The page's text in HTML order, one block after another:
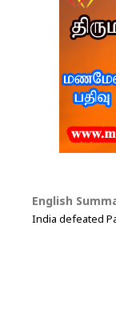
English
India defeated